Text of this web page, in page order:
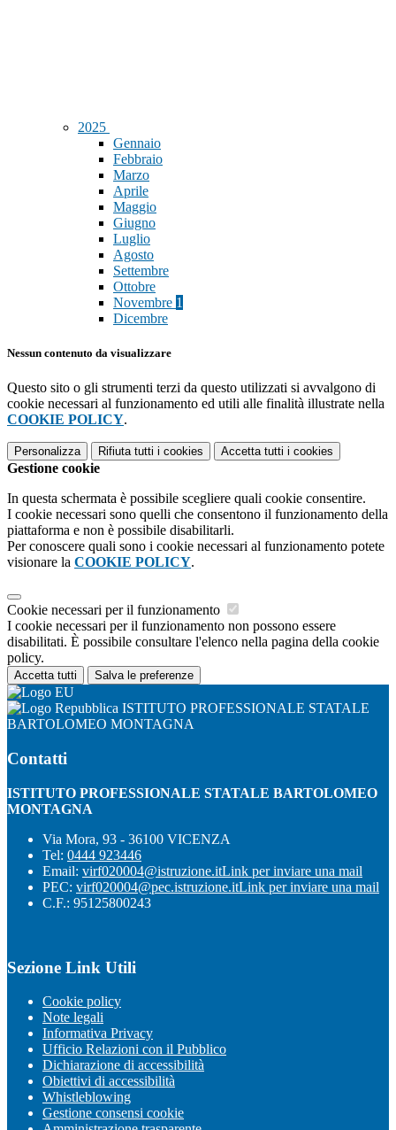
2025
Gennaio
Febbraio
Marzo
Aprile
Maggio
Giugno
Luglio
Agosto
Settembre
Ottobre
Novembre 1
Dicembre
Nessun contenuto da visualizzare
Questo sito o gli strumenti terzi da questo utilizzati si avvalgono di
cookie necessari al funzionamento ed utili alle finalità illustrate nella
COOKIE POLICY.
Personalizza Rifiuta tutti i cookies Accetta tutti i cookies
Gestione cookie
In questa schermata è possibile scegliere quali cookie consentire.
I cookie necessari sono quelli che consentono il funzionamento della
piattaforma e non è possibile disabilitarli.
Per conoscere quali sono i cookie necessari al funzionamento potete
visionare la COOKIE POLICY.
Cookie necessari per il funzionamento
I cookie necessari per il funzionamento non possono essere
disabilitati. È possibile consultare l'elenco nella pagina della cookie
policy.
Accetta tutti Salva le preferenze
ISTITUTO PROFESSIONALE STATALE
BARTOLOMEO MONTAGNA
Contatti
ISTITUTO PROFESSIONALE STATALE BARTOLOMEO
MONTAGNA
Via Mora, 93 - 36100 VICENZA
Tel: 0444 923446
Email: virf020004@istruzione.itLink per inviare una mail
PEC: virf020004@pec.istruzione.itLink per inviare una mail
C.F.: 95125800243
Sezione Link Utili
Cookie policy
Note legali
Informativa Privacy
Ufficio Relazioni con il Pubblico
Dichiarazione di accessibilità
Obiettivi di accessibilità
Whistleblowing
Gestione consensi cookie